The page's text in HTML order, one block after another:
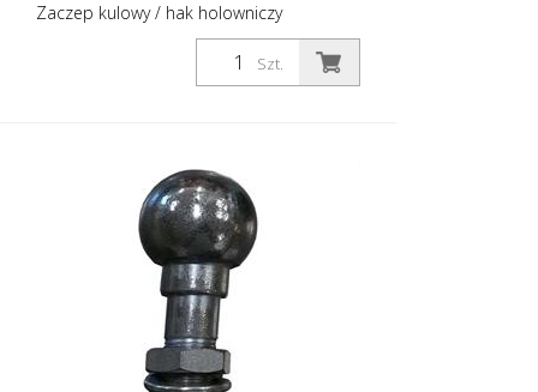
Zaczep kulowy / hak holowniczy
odpowiedni dla głowicy kulowej 50 mm
Szt.